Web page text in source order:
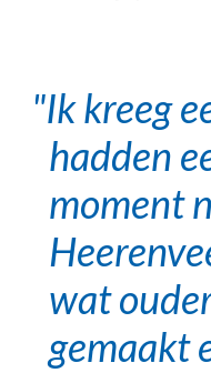
Ik kreeg
hadden
moment
wat
gemaakt